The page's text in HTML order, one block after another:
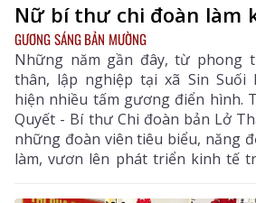
Nữ bí thư chi đoàn làm
GƯƠNG SÁNG BẢN MƯỜNG
Những năm gần đây, từ phong
thân, lập nghiệp tại xã Sin Suối
hiện nhiều tấm gương điển hình.
Quyết - Bí thư Chi đoàn bản Lở
những đoàn viên tiêu biểu, năng
làm, vươn lên phát triển kinh tế trên chính mảnh đất
quê hương.